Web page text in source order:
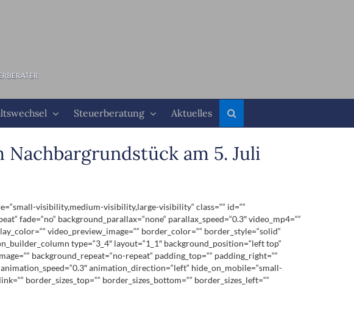
Steuerberatung Aktuelles
am 5. Juli
visibility,medium-visibility,large-visibility“ class=““ id=““
fade=“no“ background_parallax=“none“ parallax_speed=“0.3″ video_mp4=““
video_preview_image=““ border_color=““ border_style=“solid“
type=“3_4″ layout=“1_1″ background_position=“left top“
background_repeat=“no-repeat“ padding_top=““ padding_right=““
animation_direction=“left“ hide_on_mobile=“small-
border_sizes_top=““ border_sizes_bottom=““ border_sizes_left=““